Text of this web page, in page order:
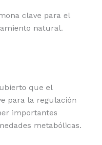
clave para el
natural.
que el
para la regulación
importantes
metabólicas.